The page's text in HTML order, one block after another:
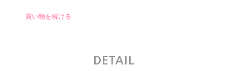
買い物を続ける
DETAIL